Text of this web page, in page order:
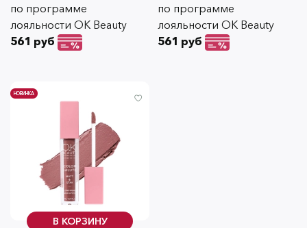
по программе
лояльности OK Beauty
561 руб
по программе
лояльности OK Beauty
561 руб
В КОРЗИНУ
НОВИНКА